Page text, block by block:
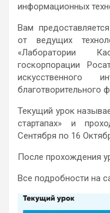
информационных
Вам
от ведущих
«Лаборатории
госкорпорации
искусственного
благотворительного
Текущий урок
стартапах» и
Сентября по 16
После прохождения
Все подробности на